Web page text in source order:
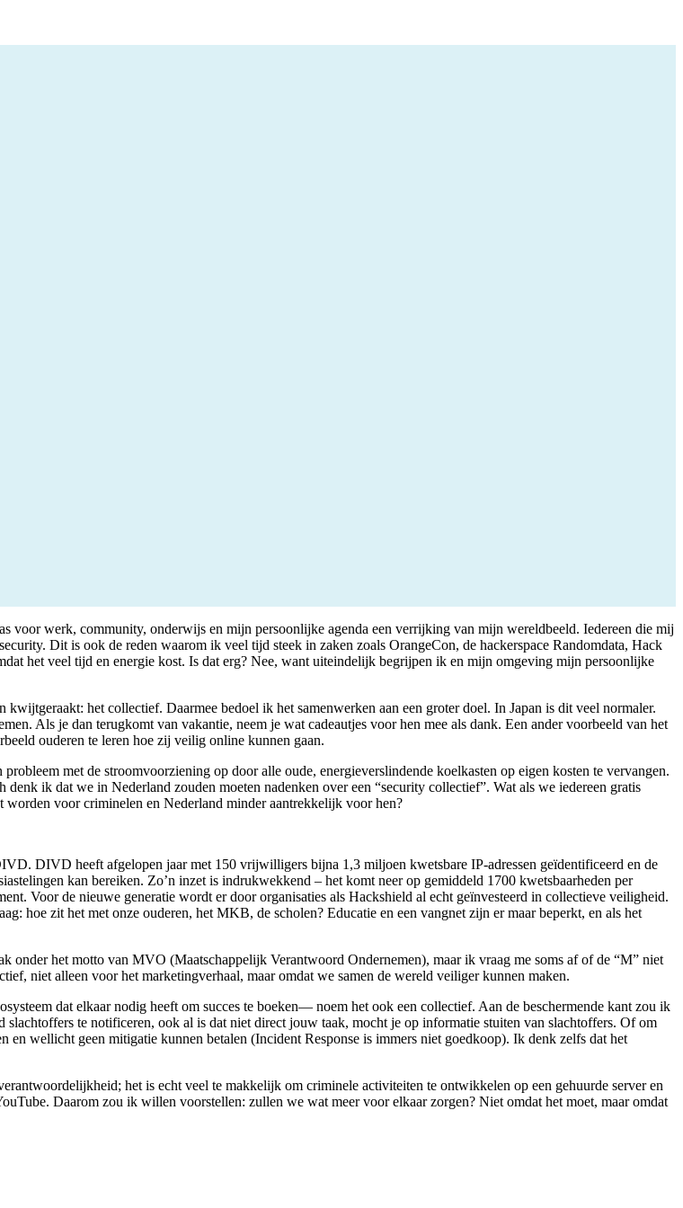
voor werk, community, onderwijs en mijn persoonlijke agenda een verrijking van mijn wereldbeeld. Iedereen die mij
Dit is ook de reden waarom ik veel tijd steek in zaken zoals OrangeCon, de hackerspace Randomdata, Hack
het veel tijd en energie kost. Is dat erg? Nee, want uiteindelijk begrijpen ik en mijn omgeving mijn persoonlijke
het collectief. Daarmee bedoel ik het samenwerken aan een groter doel. In Japan is dit veel normaler.
Als je dan terugkomt van vakantie, neem je wat cadeautjes voor hen mee als dank. Een ander voorbeeld van het
ouderen te leren hoe zij veilig online kunnen gaan.
met de stroomvoorziening op door alle oude, energieverslindende koelkasten op eigen kosten te vervangen.
ik dat we in Nederland zouden moeten nadenken over een “security collectief”. Wat als we iedereen gratis
worden voor criminelen en Nederland minder aantrekkelijk voor hen?
DIVD heeft afgelopen jaar met 150 vrijwilligers bijna 1,3 miljoen kwetsbare IP-adressen geïdentificeerd en de
kan bereiken. Zo’n inzet is indrukwekkend – het komt neer op gemiddeld 1700 kwetsbaarheden per
Voor de nieuwe generatie wordt er door organisaties als Hackshield al echt geïnvesteerd in collectieve veiligheid.
hoe zit het met onze ouderen, het MKB, de scholen? Educatie en een vangnet zijn er maar beperkt, en als het
onder het motto van MVO (Maatschappelijk Verantwoord Ondernemen), maar ik vraag me soms af of de “M” niet
niet alleen voor het marketingverhaal, maar omdat we samen de wereld veiliger kunnen maken.
dat elkaar nodig heeft om succes te boeken— noem het ook een collectief. Aan de beschermende kant zou ik
te notificeren, ook al is dat niet direct jouw taak, mocht je op informatie stuiten van slachtoffers. Of om
wellicht geen mitigatie kunnen betalen (Incident Response is immers niet goedkoop). Ik denk zelfs dat het
het is echt veel te makkelijk om criminele activiteiten te ontwikkelen op een gehuurde server en
Daarom zou ik willen voorstellen: zullen we wat meer voor elkaar zorgen? Niet omdat het moet, maar omdat